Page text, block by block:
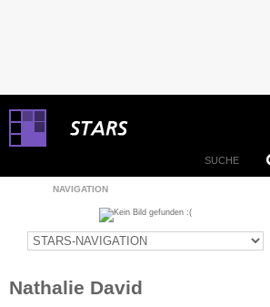
NAVIGATION
Nathalie David